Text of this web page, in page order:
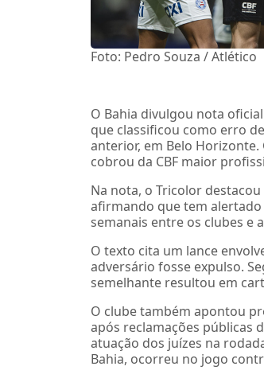
Foto: Pedro Souza / Atlético
O Bahia divulgou nota
que classificou como erro
anterior, em Belo
cobrou da CBF maior
Na nota, o Tricolor
afirmando que tem alertado
semanais entre os clubes e
O texto cita um lance
adversário fosse expulso.
semelhante resultou em
O clube também apontou
após reclamações públicas
atuação dos juízes na
Bahia, ocorreu no jogo